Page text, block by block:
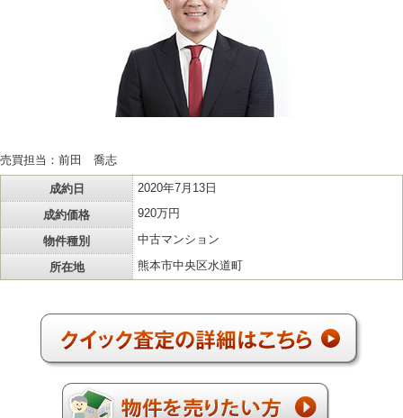
売買担当：前田 喬志
成約日 2020年7月13日
成約価格 920万円
物件種別 中古マンション
所在地 熊本市中央区水道町